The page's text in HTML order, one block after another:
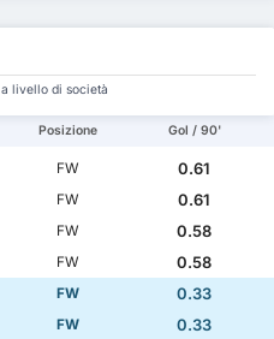
livello di società
Posizione Gol / 90'
FW
0.61
FW
0.61
FW
0.58
FW
0.58
FW
0.33
FW
0.33